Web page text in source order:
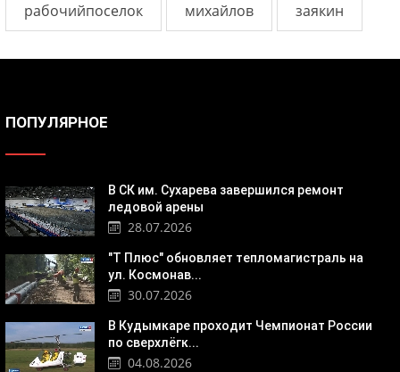
рабочийпоселок михайлов заякин
ПОПУЛЯРНОЕ
В СК им. Сухарева завершился ремонт
ледовой арены
28.07.2026
"Т Плюс" обновляет тепломагистраль на
ул. Космонав...
30.07.2026
В Кудымкаре проходит Чемпионат России
по сверхлёгк...
04.08.2026